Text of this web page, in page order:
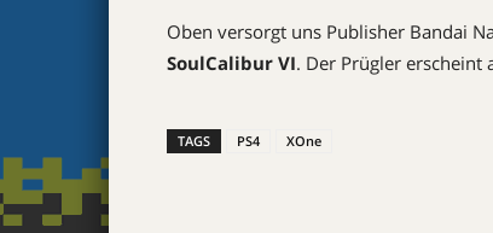
Oben versorgt uns Publisher Bandai
SoulCalibur VI. Der Prügler erscheint
TAGS PS4 XOne